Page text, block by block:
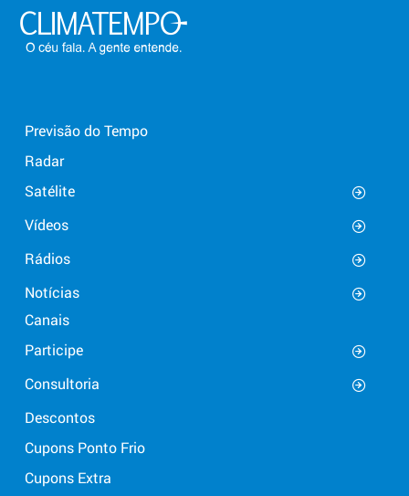
Previsão do Tempo
Radar
Satélite
Vídeos
Rádios
Notícias
Canais
Participe
Consultoria
Descontos
Cupons Ponto Frio
Cupons Extra